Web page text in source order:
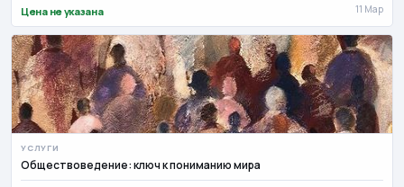
Цена не указана
11 Мар
УСЛУГИ
Обществоведение: ключ к пониманию мира